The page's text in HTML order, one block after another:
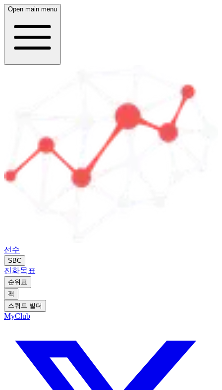
Open main menu
선수
SBC
진화목표
순위표
팩
스쿼드 빌더
MyClub